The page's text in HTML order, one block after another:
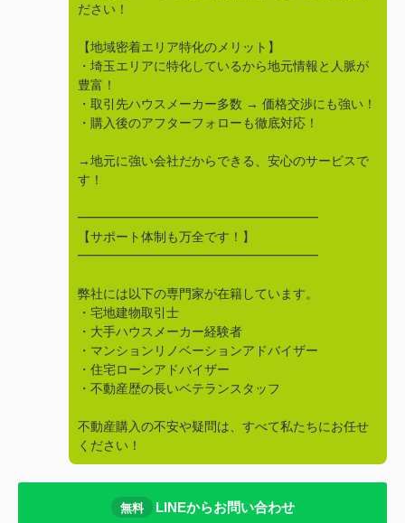
ださい！
【地域密着エリア特化のメリット】
・埼玉エリアに特化しているから地元情報と人脈が
豊富！
・取引先ハウスメーカー多数 → 価格交渉にも強い！
・購入後のアフターフォローも徹底対応！
→地元に強い会社だからできる、安心のサービスで
す！
━━━━━━━━━━━━━━━━━━━
【サポート体制も万全です！】
━━━━━━━━━━━━━━━━━━━
弊社には以下の専門家が在籍しています。
・宅地建物取引士
・大手ハウスメーカー経験者
・マンションリノベーションアドバイザー
・住宅ローンアドバイザー
・不動産歴の長いベテランスタッフ
不動産購入の不安や疑問は、すべて私たちにお任せ
ください！
無料 LINEからお問い合わせ